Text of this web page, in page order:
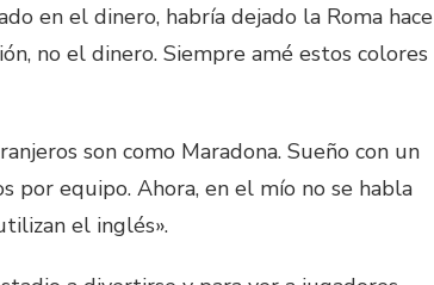
en el dinero, habría dejado la Roma hace
no el dinero. Siempre amé estos colores
son como Maradona. Sueño con un
por equipo. Ahora, en el mío no se habla
el inglés».